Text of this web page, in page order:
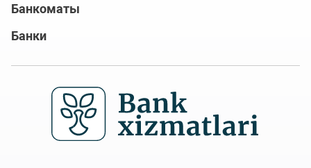
Банкоматы
Банки